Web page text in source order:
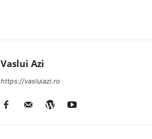
Vaslui Azi
https://vasluiazi.ro